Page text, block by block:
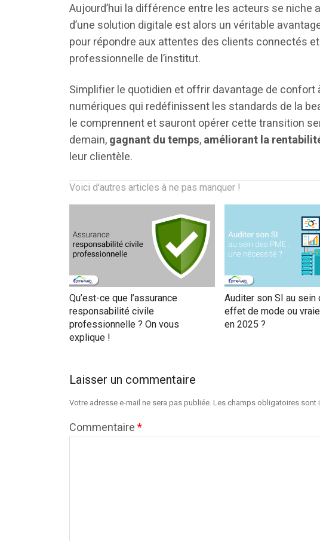
Aujourd’hui la différence entre les acteurs se niche
d’une solution digitale est alors un véritable
pour répondre aux attentes des clients connectés
professionnelle de l’institut.
Simplifier le quotidien et offrir davantage de confort
numériques qui redéfinissent les standards de la
le comprennent et sauront opérer cette transition
demain,gagnant du temps,améliorant la
leur clientèle.
Voici d'autres articles à ne pas manquer !
Qu’est-ce que l’assurance
responsabilité civile
professionnelle ? On vous
explique !
Auditer son SI au sein
effet de mode ou
en 2025 ?
Laisser un commentaire
Votre adresse e-mail ne sera pas publiée.Les champs obligatoires sont
Commentaire*